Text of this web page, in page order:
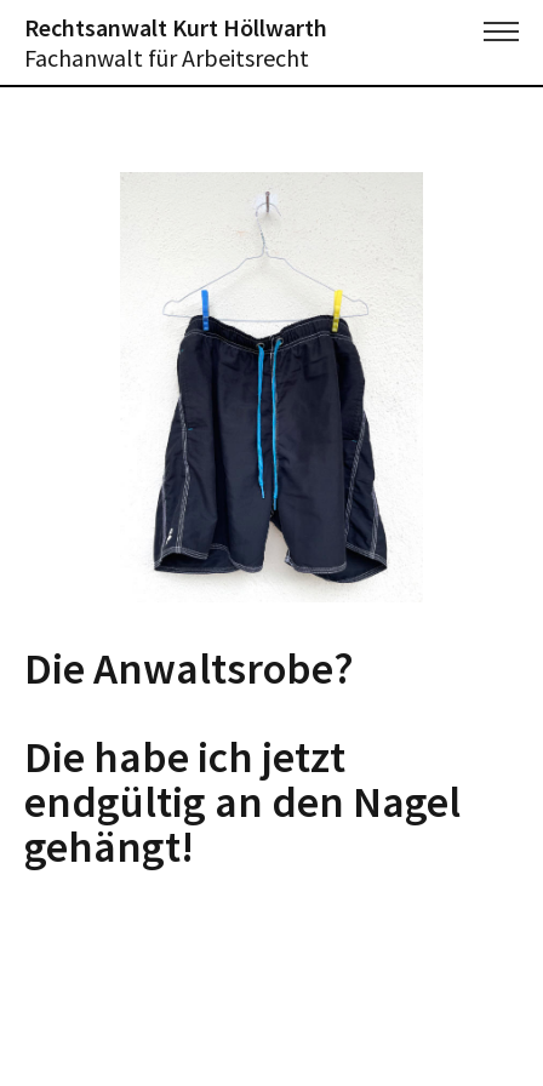
Rechtsanwalt Kurt Höllwarth
Fachanwalt für Arbeitsrecht
Die Anwaltsrobe?
Die habe ich jetzt
endgültig an den Nagel
gehängt!